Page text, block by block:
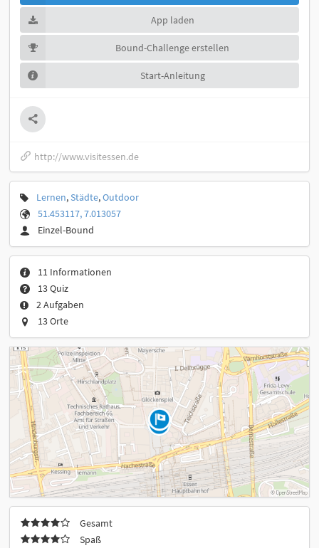
App laden
Bound-Challenge erstellen
Start-Anleitung
http://www.visitessen.de
Lernen,Städte,Outdoor
51.453117, 7.013057
Einzel-Bound
11 Informationen
13 Quiz
2 Aufgaben
13 Orte
Gesamt
Spaß